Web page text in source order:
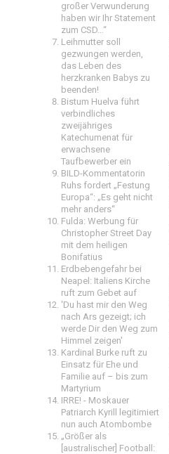
großer Verwunderung
haben wir Ihr Statement
zum CSD…“
Leihmutter soll
gezwungen werden,
das Leben des
herzkranken Babys zu
beenden!
Bistum Huelva führt
verbindliches
zweijähriges
Katechumenat für
erwachsene
Taufbewerber ein
BILD-Kommentatorin
Ruhs fordert „Festung
Europa“: „Es geht nicht
mehr anders“
Fulda: Werbung für
Christopher Street Day
mit dem heiligen
Bonifatius
Erdbebengefahr bei
Neapel: Italiens Kirche
ruft zum Gebet auf
'Du hast mir den Weg
nach Ars gezeigt; ich
werde Dir den Weg zum
Himmel zeigen'
Kardinal Burke ruft zu
Einsatz für Ehe und
Familie auf – bis zum
Martyrium
IRRE! - Moskauer
Patriarch Kyrill legitimiert
nun auch Atombombe
„Größer als
[australischer] Football: